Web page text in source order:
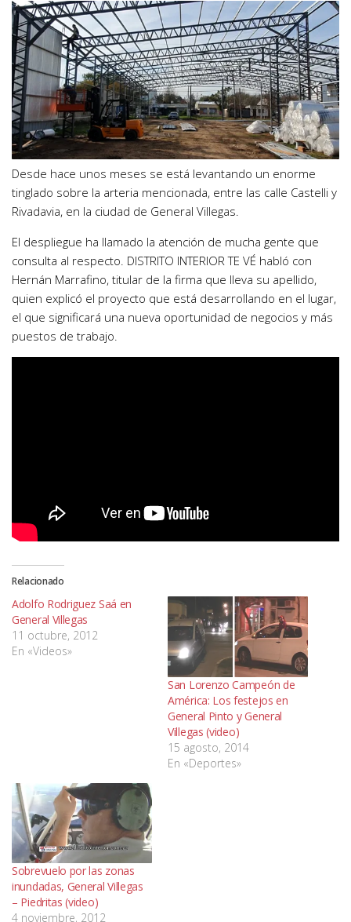
Desde hace unos meses se está levantando un enorme
tinglado sobre la arteria mencionada, entre las calle Castelli y
Rivadavia, en la ciudad de General Villegas.
El despliegue ha llamado la atención de mucha gente que
consulta al respecto. DISTRITO INTERIOR TE VÉ habló con
Hernán Marrafino, titular de la firma que lleva su apellido,
quien explicó el proyecto que está desarrollando en el lugar,
el que significará una nueva oportunidad de negocios y más
puestos de trabajo.
Relacionado
Adolfo Rodriguez Saá en
General Villegas
11 octubre, 2012
En «Videos»
San Lorenzo Campeón de
América: Los festejos en
General Pinto y General
Villegas (video)
15 agosto, 2014
En «Deportes»
Sobrevuelo por las zonas
inundadas, General Villegas
– Piedritas (video)
4 noviembre, 2012